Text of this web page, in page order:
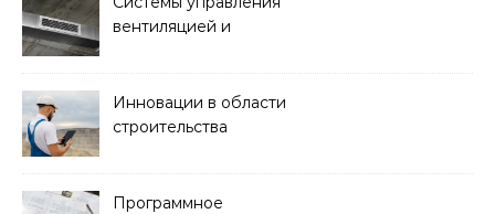
вентиляцией и
Инновации в области
строительства
Программное